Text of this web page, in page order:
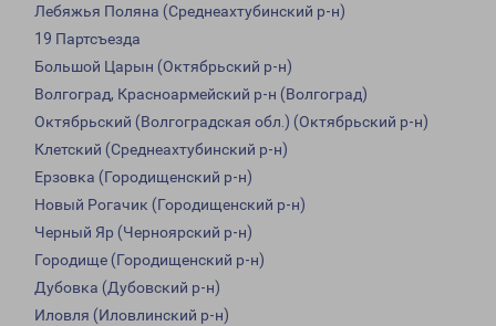
Лебяжья Поляна (Среднеахтубинский р-н)
19 Партсъезда
Большой Царын (Октябрьский р-н)
Волгоград, Красноармейский р-н (Волгоград)
Октябрьский (Волгоградская обл.) (Октябрьский р-н)
Клетский (Среднеахтубинский р-н)
Ерзовка (Городищенский р-н)
Новый Рогачик (Городищенский р-н)
Черный Яр (Черноярский р-н)
Городище (Городищенский р-н)
Дубовка (Дубовский р-н)
Иловля (Иловлинский р-н)